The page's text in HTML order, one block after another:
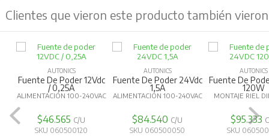
Frecuencia de entrada: 50/60 Hz
Clientes que vieron este producto también vieron
AUTONICS
Fuente De Poder 12Vdc
/ 0,25A
ALIMENTACIÓN 100-240VAC
$46.565 C/U
SKU 060500120
AUTONICS
Fuente De Poder 24Vdc
1,5A
ALIMENTACIÓN 100-240VAC
$84.540 C/U
SKU 060500050
AUTONICS
Fuente De
120W
MONTAJE RIEL
$95.333
SKU